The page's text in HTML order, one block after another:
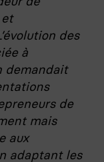
des
à
demandait
de
mais
aux
adaptant les